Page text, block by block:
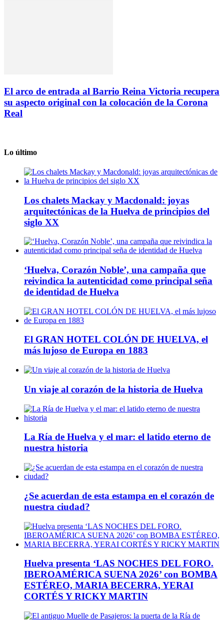
El arco de entrada al Barrio Reina Victoria recupera
su aspecto original con la colocación de la Corona
Real
Lo último
Los chalets Mackay y Macdonald: joyas
arquitectónicas de la Huelva de principios del
siglo XX
‘Huelva, Corazón Noble’, una campaña que
reivindica la autenticidad como principal seña
de identidad de Huelva
El GRAN HOTEL COLÓN DE HUELVA, el
más lujoso de Europa en 1883
Un viaje al corazón de la historia de Huelva
La Ría de Huelva y el mar: el latido eterno de
nuestra historia
¿Se acuerdan de esta estampa en el corazón de
nuestra ciudad?
Huelva presenta ‘LAS NOCHES DEL FORO.
IBEROAMÉRICA SUENA 2026’ con BOMBA
ESTÉREO, MARIA BECERRA, YERAI
CORTÉS Y RICKY MARTIN